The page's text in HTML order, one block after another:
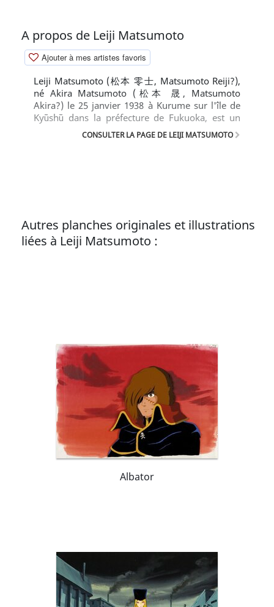
A propos de Leiji Matsumoto
Ajouter à mes artistes favoris
Leiji Matsumoto (松本 零士, Matsumoto Reiji?),
né Akira Matsumoto (松本 晟, Matsumoto
Akira?) le 25 janvier 1938 à Kurume sur l'île de
Kyūshū dans la préfecture de Fukuoka, est un
dessinateur japonais de manga et anime. Il est
principalement connu pour avoir créé un univers
de science-fiction où se déroule notamment les
manga Yamato Le Cuirassé de l’Espace, les
aventures du Capitaine Albator et du Galaxy
CONSULTER LA PAGE DE LEIJI MATSUMOTO
Autres planches originales et illustrations
liées à Leiji Matsumoto :
Albator